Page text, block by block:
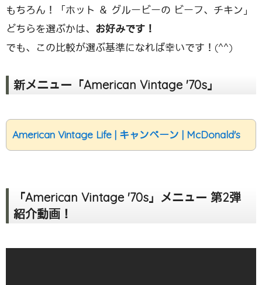
もちろん！「ホット ＆ グルービーの ビーフ、チキン」
どちらを選ぶかは、 お好みです！
でも、この比較が選ぶ基準になれば幸いです！(^^)
新メニュー「American Vintage '70s」
American Vintage Life | キャンペーン | McDonald's
「American Vintage '70s」メニュー 第2弾
紹介動画！